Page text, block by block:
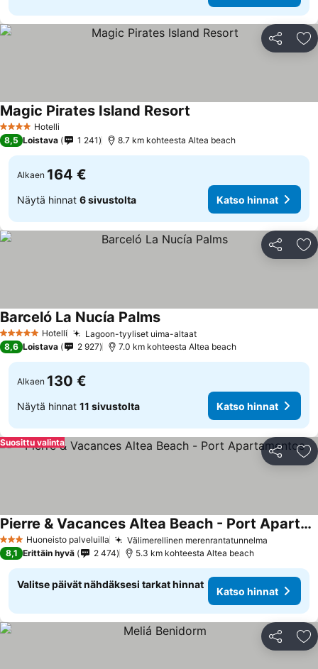
Jaa
4 Tähtiluokitus
Hotelli
Magic Pirates Island Resort
8,5 Loistava 1 241 8.7 km kohteesta Altea beach
Alkaen 164 €
Näytä hinnat 6 sivustolta Katso hinnat
Jaa
5 Tähtiluokitus
Hotelli Lagoon-tyyliset uima-altaat
Barceló La Nucía Palms
8,6 Loistava 2 927 7.0 km kohteesta Altea beach
Alkaen 130 €
Näytä hinnat 11 sivustolta Katso hinnat
Jaa
Suosittu valinta
3 Tähtiluokitus
Huoneisto palveluilla Välimerellinen merenrantatunnelma
Pierre & Vacances Altea Beach - Port Apartamentos
8,1 Erittäin hyvä 2 474 5.3 km kohteesta Altea beach
Valitse päivät nähdäksesi tarkat hinnat
Katso hinnat
Jaa